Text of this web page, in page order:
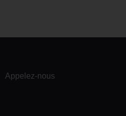
Appelez-nous